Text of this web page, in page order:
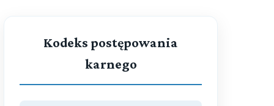
Kodeks postępowania
karnego